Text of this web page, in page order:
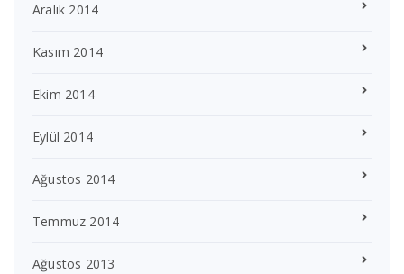
Aralık 2014
Kasım 2014
Ekim 2014
Eylül 2014
Ağustos 2014
Temmuz 2014
Ağustos 2013